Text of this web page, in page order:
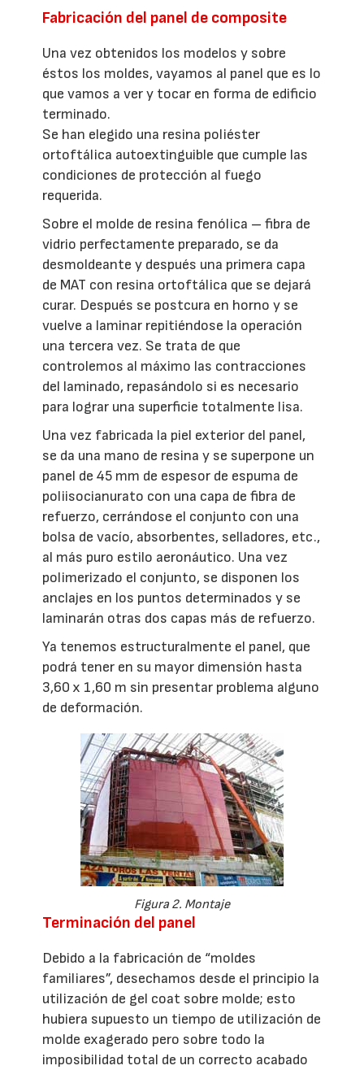
Fabricación del panel de composite
Una vez obtenidos los modelos y sobre
éstos los moldes, vayamos al panel que es lo
que vamos a ver y tocar en forma de edificio
terminado.
Se han elegido una resina poliéster
ortoftálica autoextinguible que cumple las
condiciones de protección al fuego
requerida.
Sobre el molde de resina fenólica – fibra de
vidrio perfectamente preparado, se da
desmoldeante y después una primera capa
de MAT con resina ortoftálica que se dejará
curar. Después se postcura en horno y se
vuelve a laminar repitiéndose la operación
una tercera vez. Se trata de que
controlemos al máximo las contracciones
del laminado, repasándolo si es necesario
para lograr una superficie totalmente lisa.
Una vez fabricada la piel exterior del panel,
se da una mano de resina y se superpone un
panel de 45 mm de espesor de espuma de
poliisocianurato con una capa de fibra de
refuerzo, cerrándose el conjunto con una
bolsa de vacío, absorbentes, selladores, etc.,
al más puro estilo aeronáutico. Una vez
polimerizado el conjunto, se disponen los
anclajes en los puntos determinados y se
laminarán otras dos capas más de refuerzo.
Ya tenemos estructuralmente el panel, que
podrá tener en su mayor dimensión hasta
3,60 x 1,60 m sin presentar problema alguno
de deformación.
Figura 2. Montaje
Terminación del panel
Debido a la fabricación de “moldes
familiares”, desechamos desde el principio la
utilización de gel coat sobre molde; esto
hubiera supuesto un tiempo de utilización de
molde exagerado pero sobre todo la
imposibilidad total de un correcto acabado